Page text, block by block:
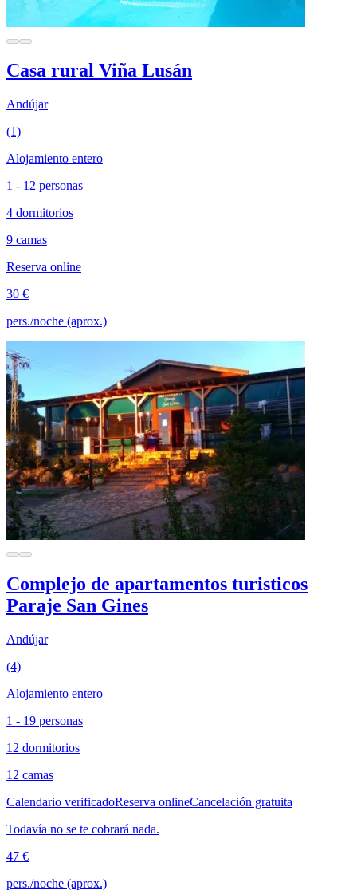
Casa rural Viña Lusán
Andújar
(1)
Alojamiento entero
1 - 12 personas
4 dormitorios
9 camas
Reserva online
30 €
pers./noche (aprox.)
Complejo de apartamentos turisticos
Paraje San Gines
Andújar
(4)
Alojamiento entero
1 - 19 personas
12 dormitorios
12 camas
Calendario verificadoReserva onlineCancelación gratuita
Todavía no se te cobrará nada.
47 €
pers./noche (aprox.)